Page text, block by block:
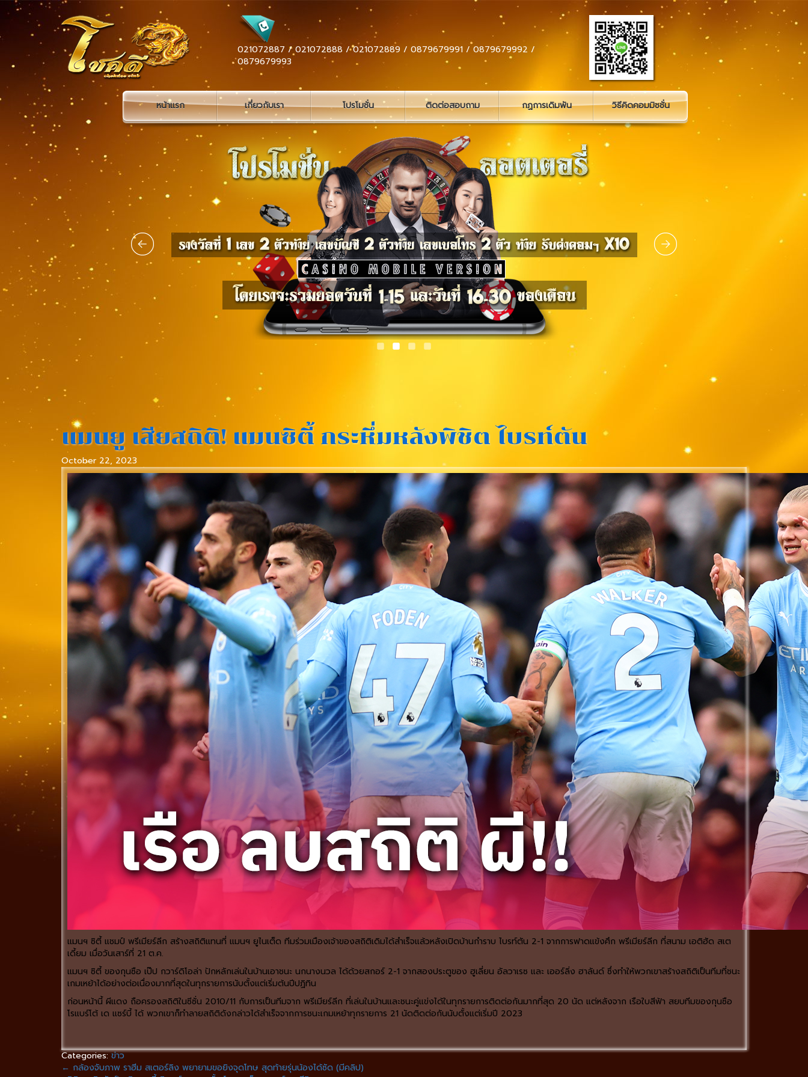
021072887 / 021072888 / 021072889 / 0879679991 / 0879679992 /
0879679993
หน้าแรก เกี่ยวกับเรา โปรโมชั่น ติดต่อสอบถาม กฏการเดิมพัน วิธีคิดคอมมิชชั่น
แมนยู เสียสถิติ! แมนซิตี้ กระหึ่มหลังพิชิต ไบรท์ตัน
October 22, 2023
แมนฯ ซิตี้ แชมป์ พรีเมียร์ลีก สร้างสถิติแทนที่ แมนฯ ยูไนเต็ด ทีมร่วมเมืองเจ้าของสถิติเดิมได้สำเร็จแล้วหลังเปิดบ้านกำราบ ไบรท์ตัน 2-1 จากการฟาดแข้งศึก พรีเมียร์ลีก ที่สนาม เอติฮัด สเต
เดี้ยม เมื่อวันเสาร์ที่ 21 ต.ค.
แมนฯ ซิตี้ ของกุนซือ เป๊ป กวาร์ดิโอล่า ปักหลักเล่นในบ้านเอาชนะ นกนางนวล ได้ด้วยสกอร์ 2-1 จากสองประตูของ ฮูเลี่ยน อัลวาเรซ และ เออร์ลิ่ง ฮาลันด์ ซึ่งทำให้พวกเขาสร้างสถิติเป็นทีมที่ชนะ
เกมเหย้าได้อย่างต่อเนื่องมากที่สุดในทุกรายการนับตั้งแต่เริ่มต้นปีปฏิทิน
ก่อนหน้านี้ ผีแดง ถือครองสถิติในซีซั่น 2010/11 กับการเป็นทีมจาก พรีเมียร์ลีก ที่เล่นในบ้านและชนะคู่แข่งได้ในทุกรายการติดต่อกันมากที่สุด 20 นัด แต่หลังจาก เรือใบสีฟ้า สยบทีมของกุนซือ
โรแบร์โต้ เด แซร์บี้ ได้ พวกเขาก็ทำลายสถิติดังกล่าวได้สำเร็จจากการชนะเกมเหย้าทุกรายการ 21 นัดติดต่อกันนับตั้งแต่เริ่มปี 2023
Categories:ข่าว
← กล้องจับภาพ ราฮีม สเตอร์ลิง พยายามขอยิงจุดโทษ สุดท้ายรุ่นน้องได้ซัด (มีคลิป)